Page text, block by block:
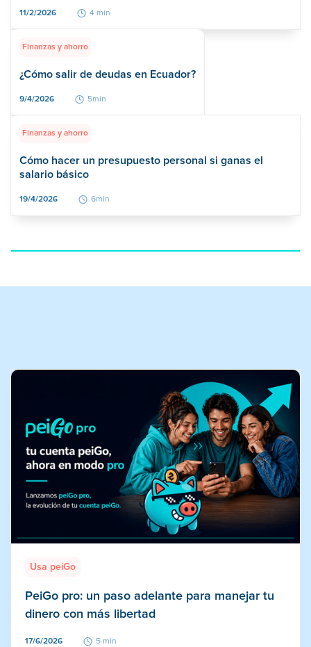
11/2/2026 4 min
Finanzas y ahorro
¿Cómo salir de deudas en Ecuador?
9/4/2026 5min
Finanzas y ahorro
Cómo hacer un presupuesto personal si ganas el
salario básico
19/4/2026 6min
Usa peiGo
PeiGo pro: un paso adelante para manejar tu
dinero con más libertad
17/6/2026 5 min